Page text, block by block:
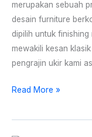
merupakan sebuah
desain furniture
dipilih untuk
mewakili kesan
pengrajin ukir kami
0781
Read More »